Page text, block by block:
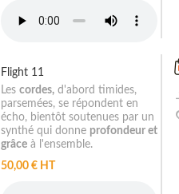
Flight 11
Lescordes, d'abord timides,
parsemées, se répondent en
écho, bientôt soutenues par un
synthé qui donne profondeur et
grâce à l'ensemble.
50,00 € HT